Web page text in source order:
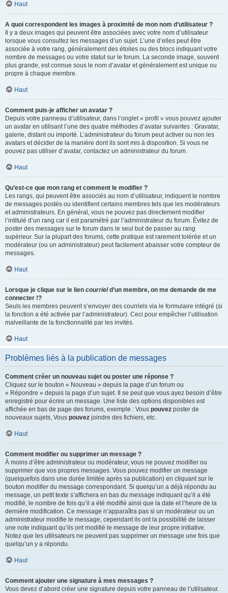
Haut
A quoi correspondent les images à proximité de mon nom d’utilisateur ?
Il y a deux images qui peuvent être associées avec votre nom d’utilisateur
lorsque vous consultez les messages d’un sujet. L’une d’elles peut être
associée à votre rang, généralement des étoiles ou des blocs indiquant votre
nombre de messages ou votre statut sur le forum. La seconde image, souvent
plus grande, est connue sous le nom d’avatar et généralement est unique ou
propre à chaque membre.
Haut
Comment puis-je afficher un avatar ?
Depuis votre panneau d’utilisateur, dans l’onglet « profil » vous pouvez ajouter
un avatar en utilisant l’une des quatre méthodes d’avatar suivantes : Gravatar,
galerie, distant ou importé. L’administrateur du forum peut activer ou non les
avatars et décider de la manière dont ils sont mis à disposition. Si vous ne
pouvez pas utiliser d’avatar, contactez un administrateur du forum.
Haut
Qu’est-ce que mon rang et comment le modifier ?
Les rangs, qui peuvent être associés au nom d’utilisateur, indiquent le nombre
de messages postés ou identifient certains membres tels que les modérateurs
et administrateurs. En général, vous ne pouvez pas directement modifier
l’intitulé d’un rang car il est paramétré par l’administrateur du forum. Évitez de
poster des messages sur le forum dans le seul but de passer au rang
supérieur. Sur la plupart des forums, cette pratique est rarement tolérée et un
modérateur (ou un administrateur) peut facilement abaisser votre compteur de
messages.
Haut
Lorsque je clique sur le lien courrield’un membre, on me demande de me
connecter !?
Seuls les membres peuvent s’envoyer des courriels via le formulaire intégré (si
la fonction a été activée par l’administrateur). Ceci pour empêcher l’utilisation
malveillante de la fonctionnalité par les invités.
Haut
Problèmes liés à la publication de messages
Comment créer un nouveau sujet ou poster une réponse ?
Cliquez sur le bouton « Nouveau » depuis la page d’un forum ou
« Répondre » depuis la page d’un sujet. Il se peut que vous ayez besoin d’être
enregistré pour écrire un message. Une liste des options disponibles est
affichée en bas de page des forums, exemple : Vous pouvez poster de
nouveaux sujets, Vous pouvez joindre des fichiers, etc.
Haut
Comment modifier ou supprimer un message ?
À moins d’être administrateur ou modérateur, vous ne pouvez modifier ou
supprimer que vos propres messages. Vous pouvez modifier un message
(quelquefois dans une durée limitée après sa publication) en cliquant sur le
bouton modifierdu message correspondant. Si quelqu’un a déjà répondu au
message, un petit texte s’affichera en bas du message indiquant qu’il a été
modifié, le nombre de fois qu’il a été modifié ainsi que la date et l’heure de la
dernière modification. Ce message n’apparaîtra pas si un modérateur ou un
administrateur modifie le message, cependant ils ont la possibilité de laisser
une note indiquant qu’ils ont modifié le message de leur propre initiative.
Notez que les utilisateurs ne peuvent pas supprimer un message une fois que
quelqu’un y a répondu.
Haut
Comment ajouter une signature à mes messages ?
Vous devez d’abord créer une signature depuis votre panneau de l’utilisateur.